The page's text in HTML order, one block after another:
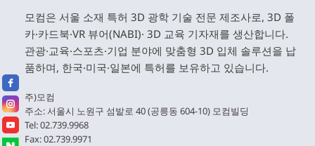
모컴은 서울 소재 특허 3D 광학 기술 전문 제조사로, 3D 폴
카·카드북·VR 뷰어(NABI)· 3D 교육 기자재를 생산합니다.
관광·교육·스포츠·기업 분야에 맞춤형 3D 입체 솔루션을 납
품하며, 한국·미국·일본에 특허를 보유하고 있습니다.
주)모컴
주소: 서울시 노원구 섬밭로 40 (공릉동 604-10) 모컴빌딩
Tel: 02.739.9968
Fax: 02.739.9971